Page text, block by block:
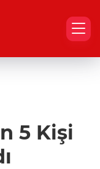
5 Kişi